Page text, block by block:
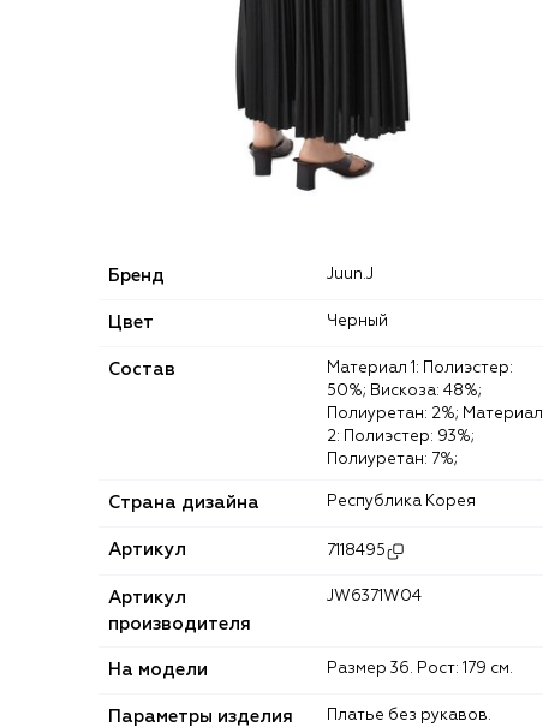
Бренд Juun.J
Цвет Черный
Состав
Материал 1: Полиэстер:
50%; Вискоза: 48%;
Полиуретан: 2%; Материал
2: Полиэстер: 93%;
Полиуретан: 7%;
Страна дизайна Республика Корея
Артикул 7118495
Артикул
производителя
JW6371W04
На модели Размер 36. Рост: 179 см.
Параметры изделия